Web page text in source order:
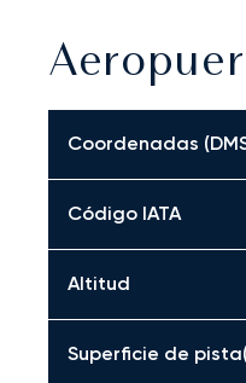
Coordenadas
Código IATA
Altitud
Superficie de